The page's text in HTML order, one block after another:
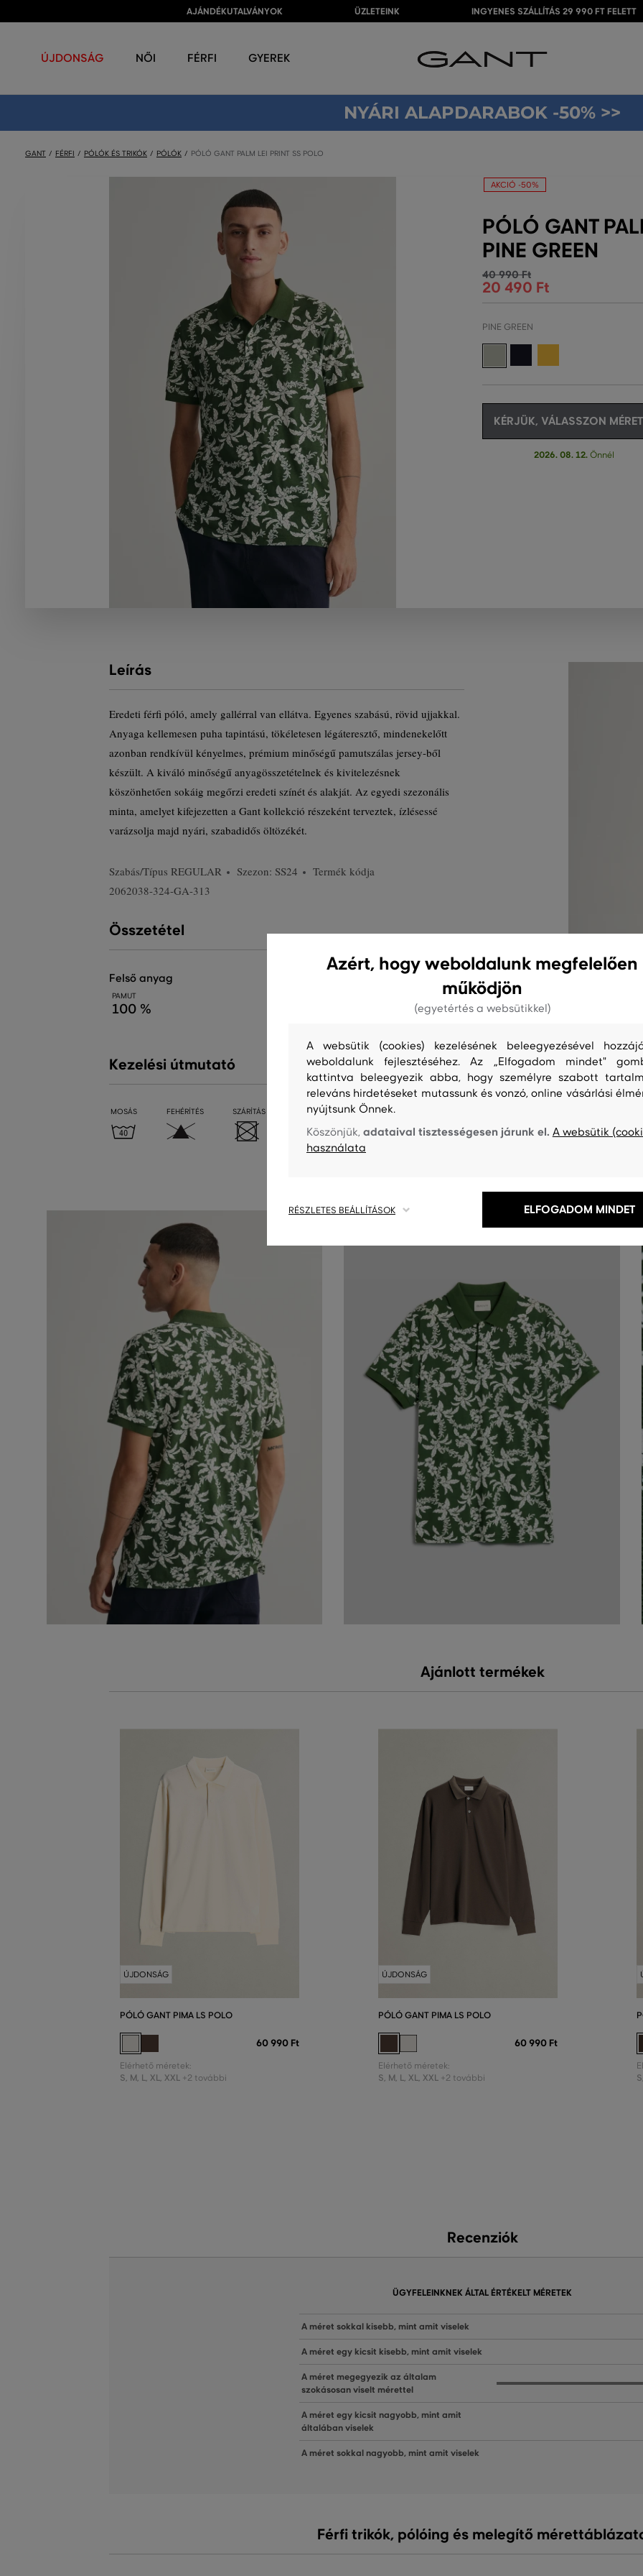
AJÁNDÉKUTALVÁNYOK ÜZLETEINK INGYENES SZÁLLÍTÁS 29 990 FT FELETT
ÚJDONSÁG NŐI FÉRFI GYEREK
NYÁRI ALAPDARABOK -50% >>
GANT FÉRFI PÓLÓK ÉS TRIKÓK PÓLÓK PÓLÓ GANT PALM LEI PRINT SS POLO
AKCIÓ -50%
PÓLÓ GANT
PINE GREEN
40 990 Ft
20 490 Ft
PINE GREEN
KÉRJÜK, VÁLASSZON
2026. 08. 12.Önnél
Leírás
Eredeti férfi póló, amely gallérral van ellátva. Egyenes szabású, rövid ujjakkal.
Anyaga kellemesen puha tapintású, tökéletesen légáteresztő, mindenekelőtt
azonban rendkívül kényelmes, prémium minőségű pamutszálas jersey-ből
készült. A kiváló minőségű anyagösszetételnek és kivitelezésnek
köszönhetően sokáig megőrzi eredeti színét és alakját. Az egyedi szezonális
minta, amelyet kifejezetten a Gant kollekció részeként terveztek, ízlésessé
varázsolja majd nyári, szabadidős öltözékét.
Szabás/Típus REGULAR Szezon: SS24
Termék kódja
2062038-324-GA-313
Összetétel
felső anyag
PAMUT
100 %
Kezelési útmutató
MOSÁS FEHÉRÍTÉS SZÁRÍTÁS VASALÁS TISZTÍTÁS
Ajánlott termékek
ÚJDONSÁG
PÓLÓ GANT PIMA LS POLO
60 990 Ft
Elérhető méretek:
S, M, L, XL, XXL +2 további
ÚJDONSÁG
PÓLÓ GANT PIMA LS POLO
60 990 Ft
Elérhető méretek:
S, M, L, XL, XXL +2 további S
Recenziók
ÜGYFELEINKNEK ÁLTAL ÉRTÉKELT MÉRETEK
A méret sokkal kisebb, mint amit viselek
A méret egy kicsit kisebb, mint amit viselek
A méret megegyezik az általam
szokásosan viselt mérettel
A méret egy kicsit nagyobb, mint amit
általában viselek
A méret sokkal nagyobb, mint amit viselek
Férfi trikók, pólóing és melegítő
Azért, hogy weboldalunk megfelelően
működjön
(egyetértés a websütikkel)
A websütik (cookies) kezelésének beleegyezésével
weboldalunk fejlesztéséhez. Az „Elfogadom mindet"
kattintva beleegyezik abba, hogy személyre szabott
releváns hirdetéseket mutassunk és vonzó, online vásárlási
nyújtsunk Önnek.
Köszönjük,adataival tisztességesen járunk el. A websütik
használata
RÉSZLETES BEÁLLÍTÁSOK ELFOGADOM MINDET